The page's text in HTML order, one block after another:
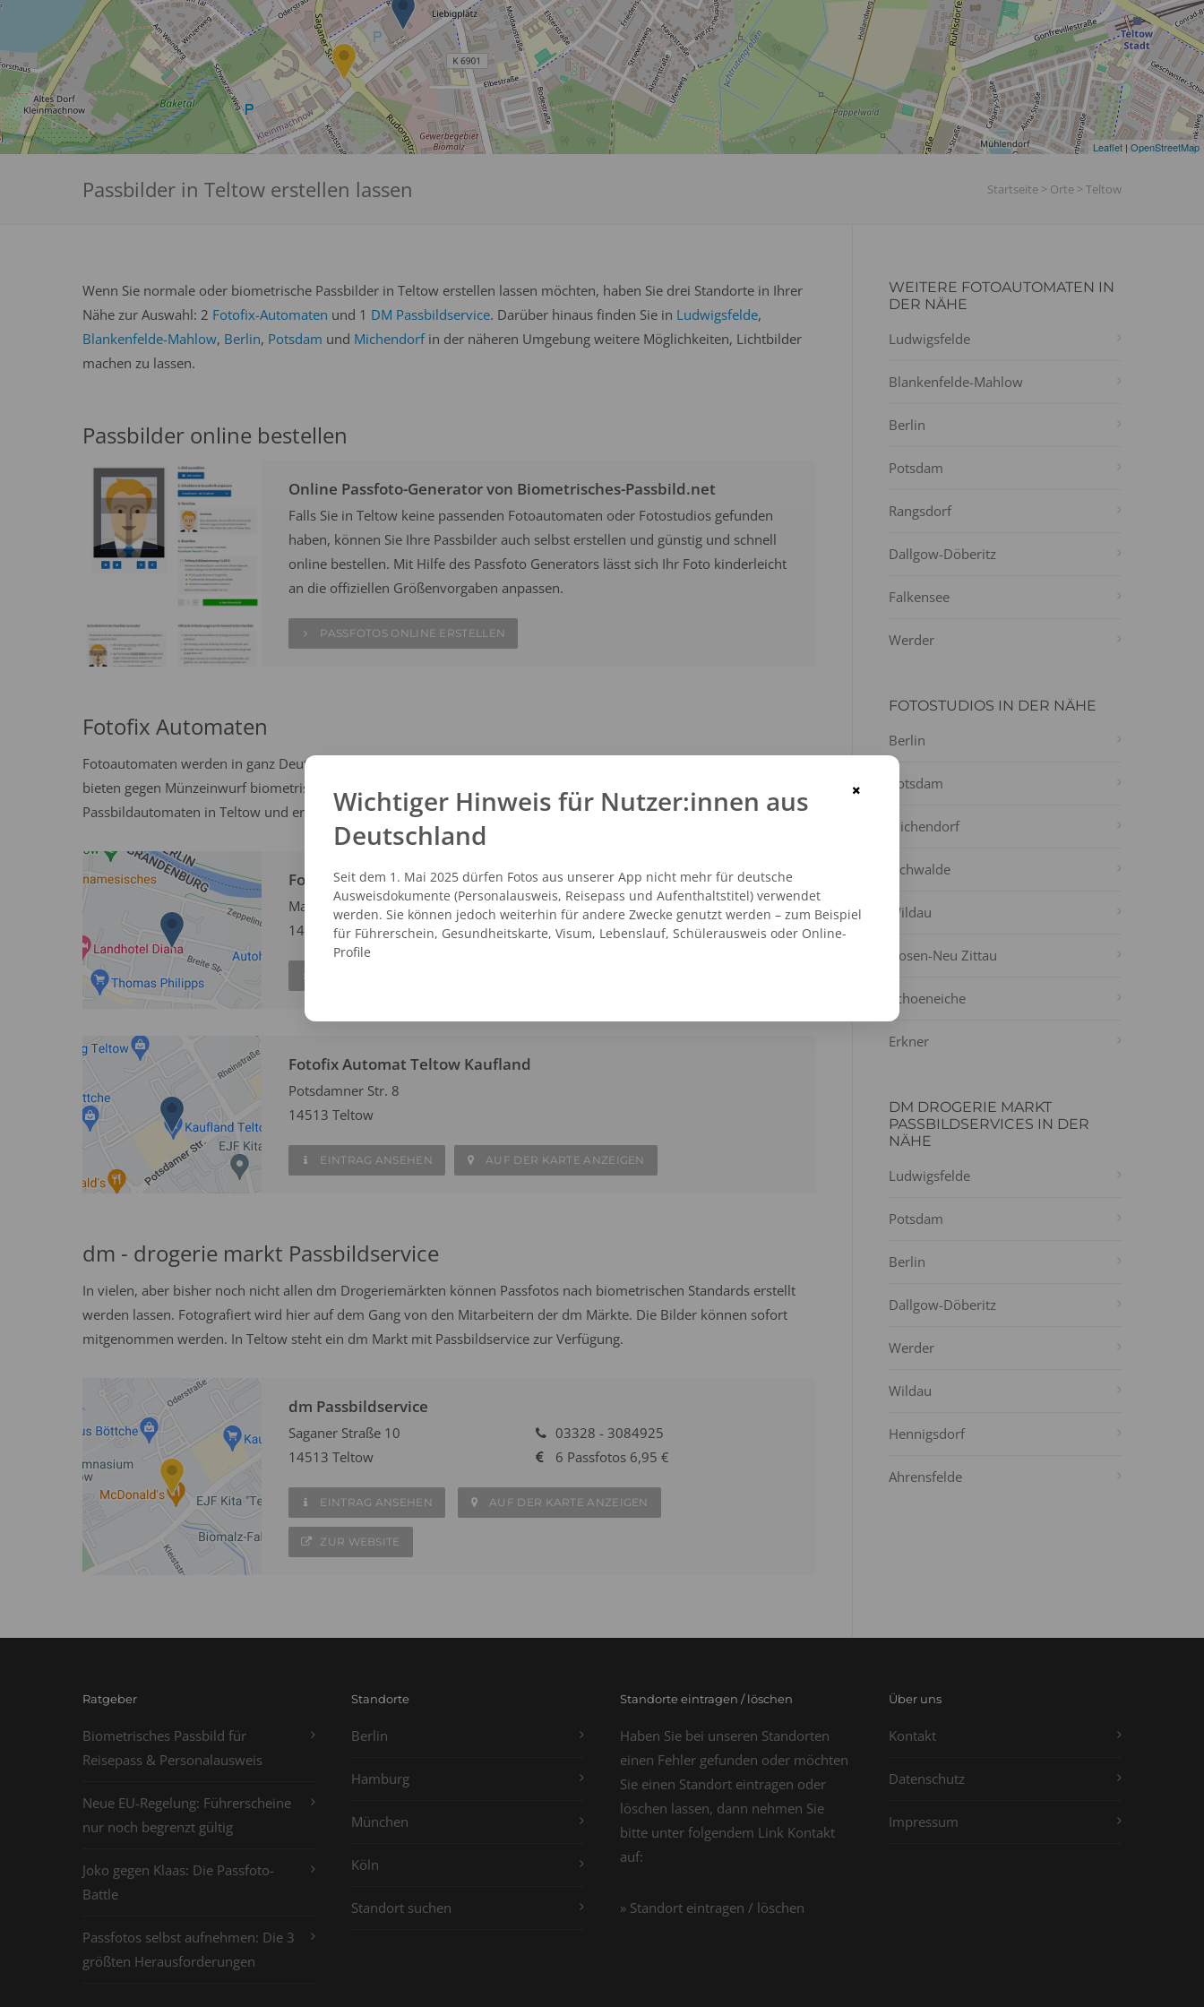
Leaflet | OpenStreetMap
Passbilder in Teltow erstellen lassen Startseite > Orte > Teltow
Wenn Sie normale oder biometrische Passbilder in Teltow erstellen lassen möchten, haben Sie drei Standorte in Ihrer
Nähe zur Auswahl: 2 Fotofix-Automaten und 1 DM Passbildservice. Darüber hinaus finden Sie in Ludwigsfelde,
Blankenfelde-Mahlow, Berlin, Potsdam und Michendorfin der näheren Umgebung weitere Möglichkeiten, Lichtbilder
machen zu lassen.
Passbilder online bestellen
Online Passfoto-Generator von Biometrisches-Passbild.net
Falls Sie in Teltow keine passenden Fotoautomaten oder Fotostudios gefunden
haben, können Sie Ihre Passbilder auch selbst erstellen und günstig und schnell
online bestellen. Mit Hilfe des Passfoto Generators lässt sich Ihr Foto kinderleicht
an die offiziellen Größenvorgaben anpassen.
PASSFOTOS ONLINE ERSTELLEN
Fotofix Automaten
Fotoautomaten werden in ganz Deutschland häufig an belebten Orten wie Bahnhöfen oder Flughäfen aufgestellt und
bieten gegen Münzeinwurf biometrische Passbilder nach offiziellen Vorgaben. Wählen Sie aus einem der zwei Fotofix-
Passbildautomaten in Teltow und erstellen Sie vor Ort innerhalb weniger Minuten Ihre eigenen Passfotos.
Fotofix Automat Teltow Stadt
Marktplatz 1-3
14513 Teltow - Steglitz-Zehlendorf
Fotofix Automat Teltow Kaufland
Potsdamner Str. 8
14513 Teltow
EINTRAG ANSEHEN AUF DER KARTE ANZEIGEN
dm - drogerie markt Passbildservice
In vielen, aber bisher noch nicht allen dm Drogeriemärkten können Passfotos nach biometrischen Standards erstellt
werden lassen. Fotografiert wird hier auf dem Gang von den Mitarbeitern der dm Märkte. Die Bilder können sofort
mitgenommen werden. In Teltow steht ein dm Markt mit Passbildservice zur Verfügung.
dm Passbildservice
Saganer Straße 10
14513 Teltow
03328 - 3084925
6 Passfotos 6,95 €
EINTRAG ANSEHEN AUF DER KARTE ANZEIGEN
ZUR WEBSITE
WEITERE FOTOAUTOMATEN IN
DER NÄHE
Ludwigsfelde
Blankenfelde-Mahlow
Berlin
Potsdam
Rangsdorf
Dallgow-Döberitz
Falkensee
Werder
FOTOSTUDIOS IN DER NÄHE
Berlin
Potsdam
Michendorf
Eichwalde
Wildau
Gosen-Neu Zittau
Schoeneiche
Erkner
DM DROGERIE MARKT
PASSBILDSERVICES IN DER
NÄHE
Ludwigsfelde
Potsdam
Berlin
Dallgow-Döberitz
Werder
Wildau
Hennigsdorf
Ahrensfelde
Ratgeber
Biometrisches Passbild für
Reisepass & Personalausweis
Neue EU-Regelung: Führerscheine
nur noch begrenzt gültig
Joko gegen Klaas: Die Passfoto-
Battle
Passfotos selbst aufnehmen: Die 3
größten Herausforderungen
Standorte
Berlin
Hamburg
München
Köln
Standort suchen
Standorte eintragen / löschen
Haben Sie bei unseren Standorten
einen Fehler gefunden oder möchten
Sie einen Standort eintragen oder
löschen lassen, dann nehmen Sie
bitte unter folgendem Link Kontakt
auf:
» Standort eintragen / löschen
Über uns
Kontakt
Datenschutz
Impressum
×
Wichtiger Hinweis für Nutzer:innen aus
Deutschland
Seit dem 1. Mai 2025 dürfen Fotos aus unserer App nicht mehr für deutsche
Ausweisdokumente (Personalausweis, Reisepass und Aufenthaltstitel) verwendet
werden. Sie können jedoch weiterhin für andere Zwecke genutzt werden – zum Beispiel
für Führerschein, Gesundheitskarte, Visum, Lebenslauf, Schülerausweis oder Online-
Profile